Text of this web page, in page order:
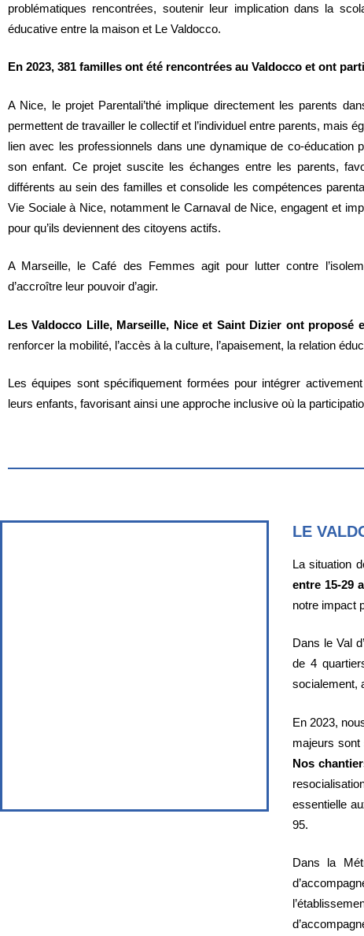
problématiques rencontrées, soutenir leur implication dans la
éducative entre la maison et Le Valdocco.
En 2023, 381 familles ont été rencontrées au Valdocco et ont
A Nice, le projet Parentali’thé implique directement les parents
permettent de travailler le collectif et l’individuel entre parents, mais
lien avec les professionnels dans une dynamique de co-éducation
son enfant. Ce projet suscite les échanges entre les parents,
différents au sein des familles et consolide les compétences
Vie Sociale à Nice, notamment le Carnaval de Nice, engagent et
pour qu’ils deviennent des citoyens actifs.
A Marseille, le Café des Femmes agit pour lutter contre
d’accroître leur pouvoir d’agir.
Les Valdocco Lille, Marseille, Nice et Saint Dizier ont proposé
renforcer la mobilité, l’accès à la culture, l’apaisement, la relation
Les équipes sont spécifiquement formées pour intégrer
leurs enfants, favorisant ainsi une approche inclusive où la
LE
La situation
entre 15-29
notre impact
Dans le Val
de 4
socialement,
En 2023,
majeurs
Nos
essentielle
95.
Dans la